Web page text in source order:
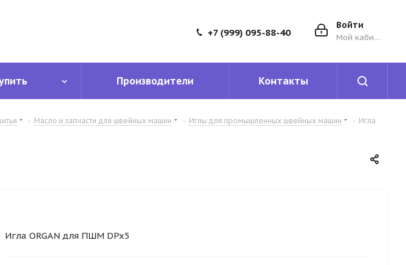
Войти
Мой кабинет
+7 (999) 095-88-40
Производители Контакты
- Масло и запчасти для швейных машин - Иглы для промышленных швейных машин - Игла
Игла ORGAN для ПШМ DPx5